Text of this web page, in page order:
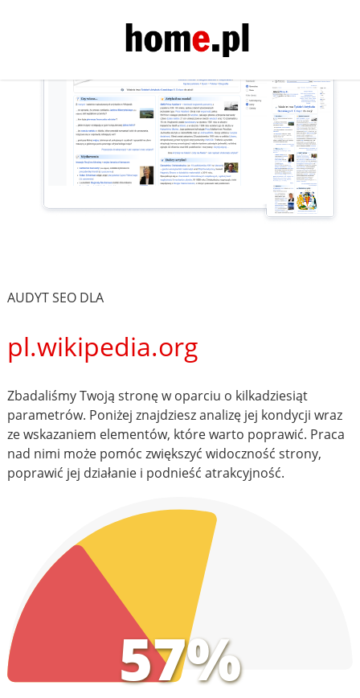
AUDYT SEO DLA
pl.wikipedia.org
Zbadaliśmy Twoją stronę w oparciu o kilkadziesiąt
parametrów. Poniżej znajdziesz analizę jej kondycji wraz
ze wskazaniem elementów, które warto poprawić. Praca
nad nimi może pomóc zwiększyć widoczność strony,
poprawić jej działanie i podnieść atrakcyjność.
57%